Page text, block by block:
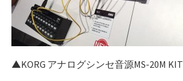
▲KORG アナログシンセ音源MS-20M KIT